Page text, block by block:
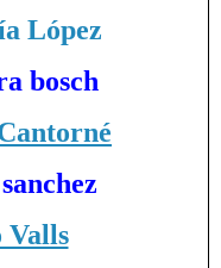
López
bosch
Valls